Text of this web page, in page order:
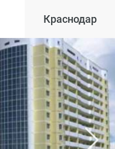
Краснодар